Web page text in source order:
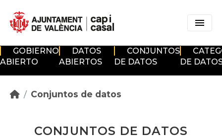
GOBIERNO
ABIERTO
DATOS
ABIERTOS
CONJUNTOS
DE DATOS
DE
Conjuntos de datos
CONJUNTOS DE DATOS